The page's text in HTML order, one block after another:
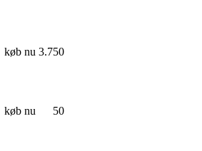
køb nu 3.750
køb nu 50